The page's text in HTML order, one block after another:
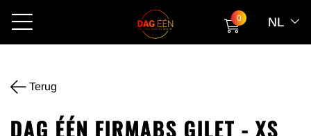
0 NL
Terug
DAG ÉÉN FIRMABS GILET - XS